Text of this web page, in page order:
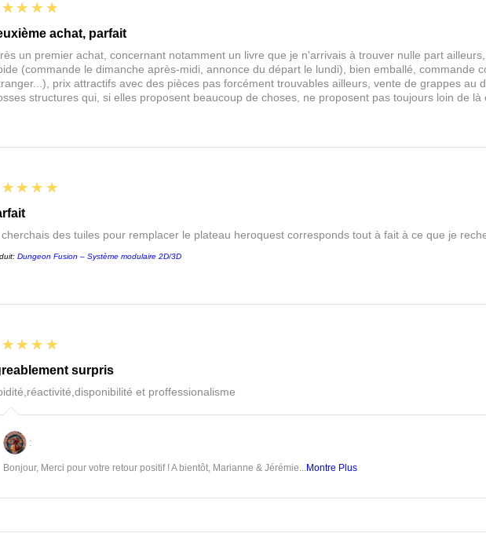
Relicblade
achat, parfait
un premier achat, concernant notamment un livre que je n'arrivais à trouver nulle part
(commande le dimanche après-midi, annonce du départ le lundi), bien emballé, commande
prix attractifs avec des pièces pas forcément trouvables ailleurs, vente de grappes
structures qui, si elles proposent beaucoup de choses, ne proposent pas toujours loin de
des tuiles pour remplacer le plateau heroquest corresponds tout à fait à ce que je
Dungeon Fusion – Système modulaire 2D/3D
surpris
et proffessionalisme
:
Bonjour, Merci pour votre retour positif ! A bientôt, Marianne & Jérémie...Montre Plus